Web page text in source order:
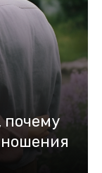
почему